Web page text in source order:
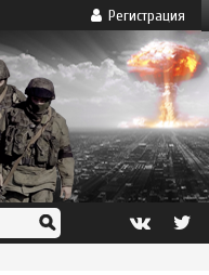
Регистрация